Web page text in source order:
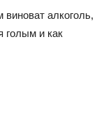
алкоголь,
голым и как